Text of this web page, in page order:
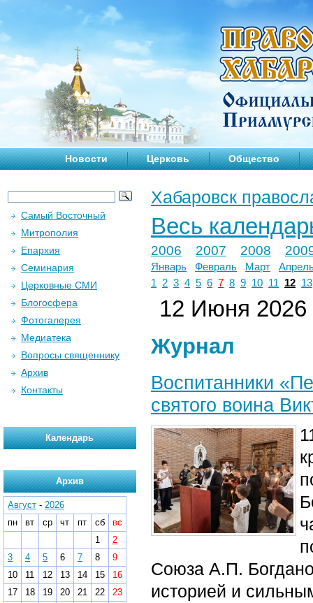
Новости Церковь Общество
Хабаровск
Весь
2006 2007 2008
Январь Февраль Март
1
2 3 4 5 6 7 8 9 10 11 12 13
12 Июня 2026
Журнал
Воспитанники
святого воина
Союза А.П.
историей и
Самый Восточный
Митрополия
Епархия
Семинария
Церковные СМИ
Блогосфера
Фотогалерея
Медиатека
Вопросы священнику
Архив
Контакты
Календарь
Архив
Август - 2026
пн
вт ср чт пт сб
вс
1
2
3
4 5 6 7 8
9
10
11 12 13 14 15
16
17
18 19 20 21 22
23